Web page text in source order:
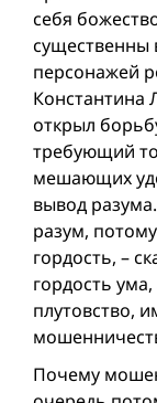
себя
существенны
персонажей
Константинa
открыл
требующий
мешающих
вывод
разум,
гордость, –
гордость
плутовство,
Почему